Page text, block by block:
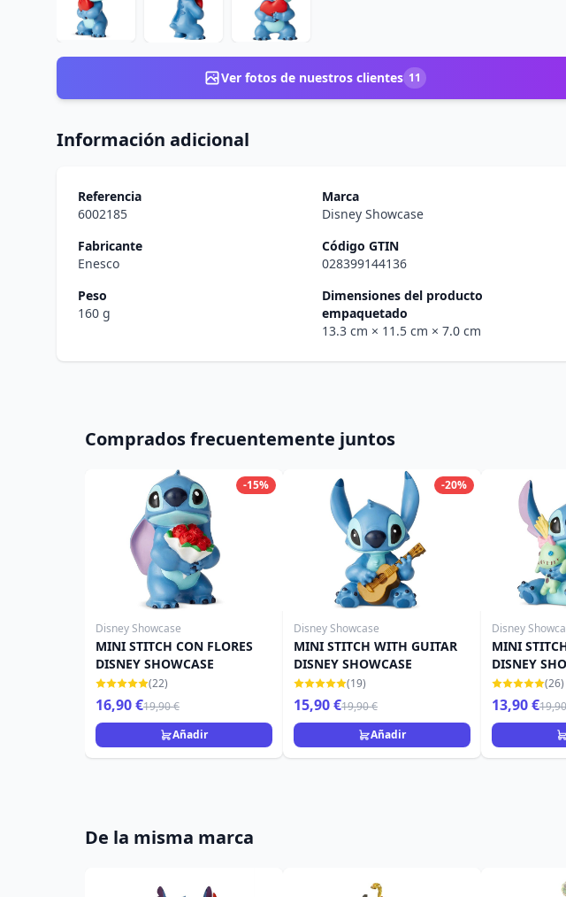
Ver fotos de nuestros clientes 11
Información adicional
Referencia
6002185
Marca
Disney Showcase
Fabricante
Enesco
Código GTIN
028399144136
Peso
160 g
Dimensiones del producto
empaquetado
13.3 cm × 11.5 cm × 7.0 cm
Comprados frecuentemente juntos
-15%
Disney Showcase
MINI STITCH CON FLORES
DISNEY SHOWCASE
(22)
16,90 €19,90 €
Añadir
-20%
Disney Showcase
MINI STITCH WITH GUITAR
DISNEY SHOWCASE
(19)
15,90 €19,90 €
Añadir
Disney
MINI
DISNEY
(26)
13,90 €
De la misma marca